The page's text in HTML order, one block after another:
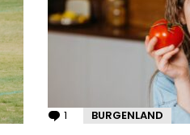
1 Kommentar
BURGENLAND